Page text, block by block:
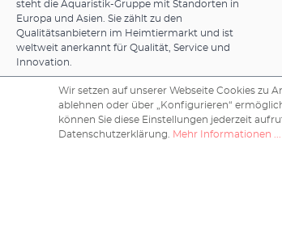
steht die Aquaristik-Gruppe mit Standorten in
Europa und Asien. Sie zählt zu den
Qualitätsanbietern im Heimtiermarkt und ist
weltweit anerkannt für Qualität, Service und
Innovation.
Copyright © 2026 EHEIM GmbH & Co. KG.
Wir setzen auf unserer Webseite Cookies zu
ablehnen oder über „Konfigurieren“
können Sie diese Einstellungen jederzeit
Datenschutzerklärung.
Mehr Informationen ...